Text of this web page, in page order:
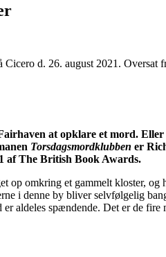
Cicero d. 26. august 2021. Oversat
at opklare et mord.
Torsdagsmordklubben er
af The British Book Awards.
op omkring et gammelt kloster,
i denne by bliver selvfølgelig
aldeles spændende. Det er de